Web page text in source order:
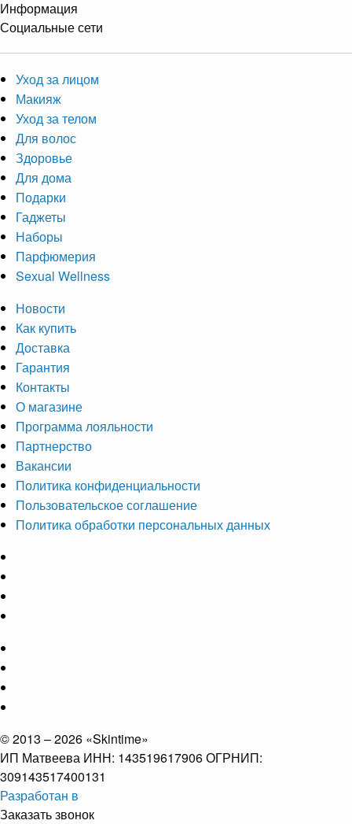
Информация
Социальные сети
Уход за лицом
Макияж
Уход за телом
Для волос
Здоровье
Для дома
Подарки
Гаджеты
Наборы
Парфюмерия
Sexual Wellness
Новости
Как купить
Доставка
Гарантия
Контакты
О магазине
Программа лояльности
Партнерство
Вакансии
Политика конфиденциальности
Пользовательское соглашение
Политика обработки персональных данных
© 2013 – 2026 «Skintime»
ИП Матвеева ИНН: 143519617906 ОГРНИП:
309143517400131
Разработан в
Заказать звонок